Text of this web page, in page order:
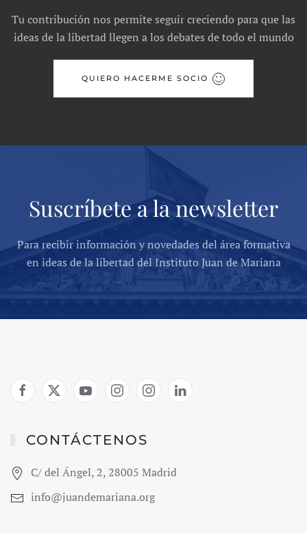
Tu contribución nos permite seguir creciendo para que las
ideas de la libertad llegen a los debates de todo el mundo
QUIERO HACERME SOCIO
Suscríbete a la newsletter
Para recibir información y novedades del área formativa
en ideas de la libertad del Instituto Juan de Mariana
CONTÁCTENOS
C/ del Ángel, 2, 28005 Madrid
info@juandemariana.org